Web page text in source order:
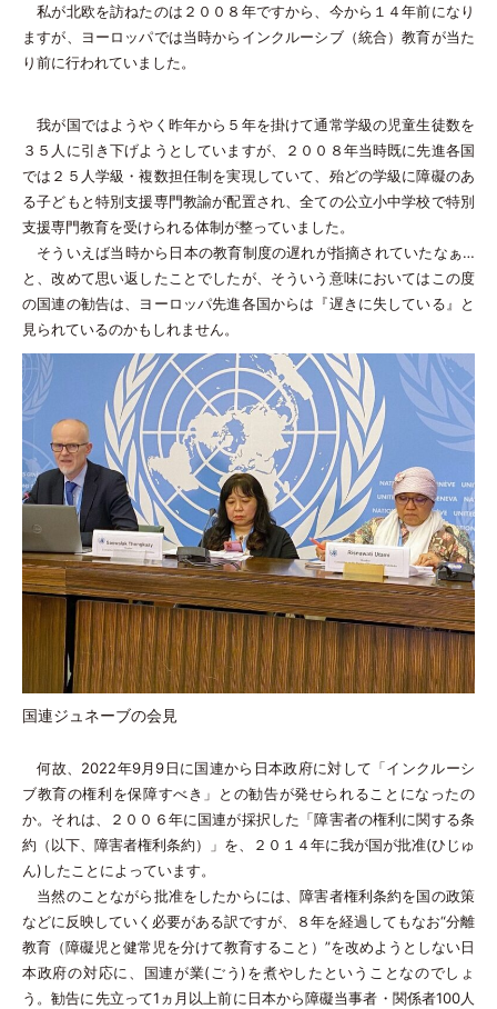
私が北欧を訪ねたのは２００８年ですから、今から１４年前になり
ますが、ヨーロッパでは当時からインクルーシブ（統合）教育が当た
り前に行われていました。
我が国ではようやく昨年から５年を掛けて通常学級の児童生徒数を
３５人に引き下げようとしていますが、２００８年当時既に先進各国
では２５人学級・複数担任制を実現していて、殆どの学級に障礙のあ
る子どもと特別支援専門教諭が配置され、全ての公立小中学校で特別
支援専門教育を受けられる体制が整っていました。
そういえば当時から日本の教育制度の遅れが指摘されていたなぁ…
と、改めて思い返したことでしたが、そういう意味においてはこの度
の国連の勧告は、ヨーロッパ先進各国からは『遅きに失している』と
見られているのかもしれません。
国連ジュネーブの会見
何故、2022年9月9日に国連から日本政府に対して「インクルーシ
ブ教育の権利を保障すべき」との勧告が発せられることになったの
か。それは、２００６年に国連が採択した「障害者の権利に関する条
約（以下、障害者権利条約）」を、２０１４年に我が国が批准(ひじゅ
ん)したことによっています。
当然のことながら批准をしたからには、障害者権利条約を国の政策
などに反映していく必要がある訳ですが、８年を経過してもなお“分離
教育（障礙児と健常児を分けて教育すること）”を改めようとしない日
本政府の対応に、国連が業(ごう)を煮やしたということなのでしょ
う。勧告に先立って1ヵ月以上前に日本から障礙当事者・関係者100人